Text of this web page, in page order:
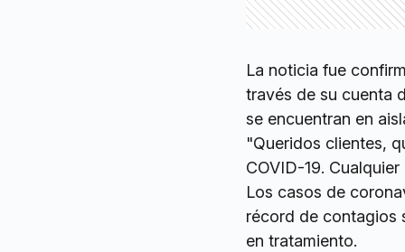
La noticia fue
través de su cuenta
se encuentran en
"Queridos clientes,
COVID-19.
Los casos de
récord de contagios
en tratamiento.